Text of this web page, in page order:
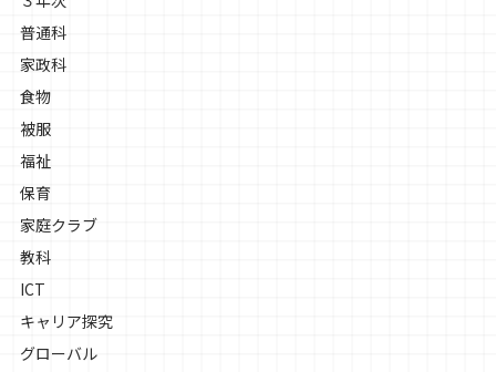
普通科
家政科
食物
被服
福祉
保育
家庭クラブ
教科
ICT
キャリア探究
グローバル